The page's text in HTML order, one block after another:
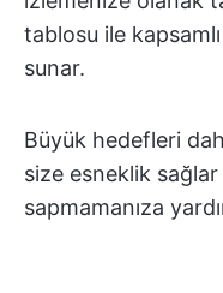
tablosu ile
sunar.
Büyük hedefleri
size esneklik
sapmamanıza